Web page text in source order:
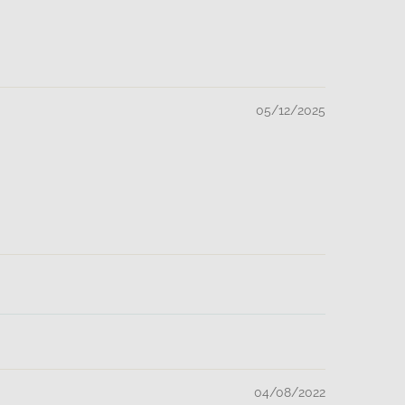
05/12/2025
04/08/2022